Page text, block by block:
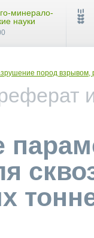
пород взрывом,
минерало-
науки